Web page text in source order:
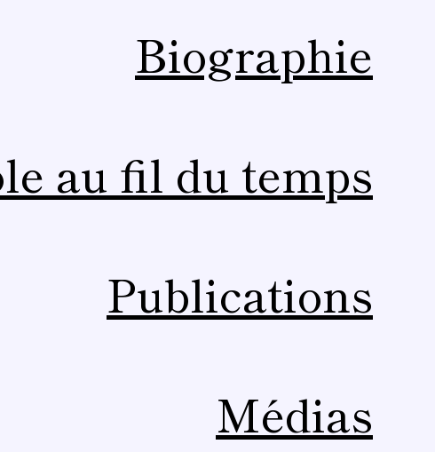
Biographie
au fil du temps
Publications
Médias